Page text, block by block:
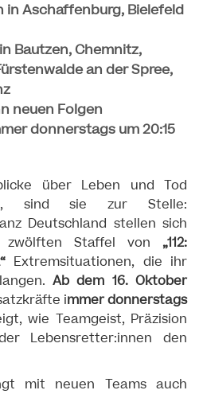
in Aschaffenburg, Bielefeld
Bautzen, Chemnitz,
an der Spree,
neuen Folgen
donnerstags um 20:15
über Leben und Tod
sind sie zur Stelle:
Deutschland stellen sich
Staffel von „112:
Extremsituationen, die ihr
Ab dem 16. Oktober
immer donnerstags
wie Teamgeist, Präzision
Lebensretter:innen den
mit neuen Teams auch